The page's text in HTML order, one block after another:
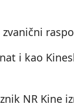
i kao
NR Kine